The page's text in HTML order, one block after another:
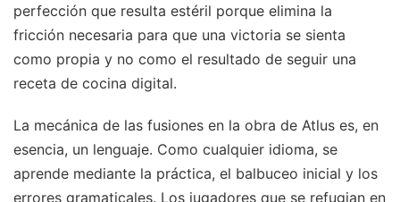
perfección que resulta estéril porque elimina la
fricción necesaria para que una victoria se sienta
como propia y no como el resultado de seguir una
receta de cocina digital.
La mecánica de las fusiones en la obra de Atlus es, en
esencia, un lenguaje. Como cualquier idioma, se
aprende mediante la práctica, el balbuceo inicial y los
errores gramaticales. Los jugadores que se refugian en